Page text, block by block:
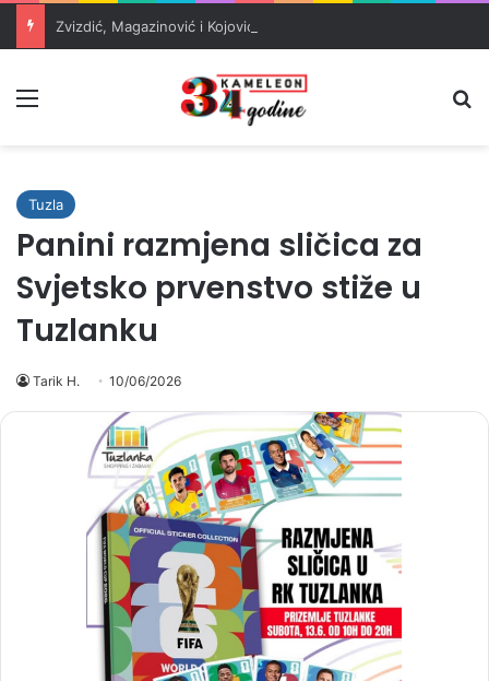
Tuzla
Panini razmjena sličica za
Svjetsko prvenstvo stiže u
Tuzlanku
Tarik H. 10/06/2026